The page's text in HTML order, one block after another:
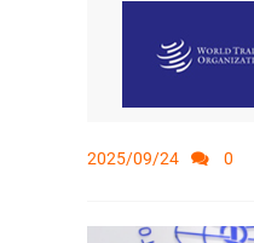
2025/09/24 0